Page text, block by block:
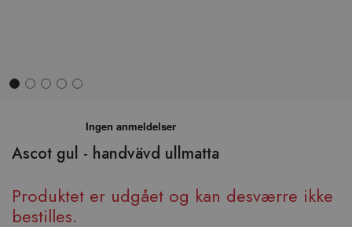
Ascot gul - handvävd ullmatta
Produktet er udgået og kan desværre ikke
bestilles.
begyndelsen
af